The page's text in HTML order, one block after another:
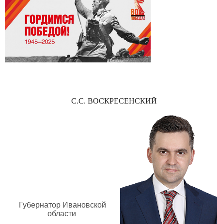
С.С. ВОСКРЕСЕНСКИЙ
Губернатор Ивановской
области